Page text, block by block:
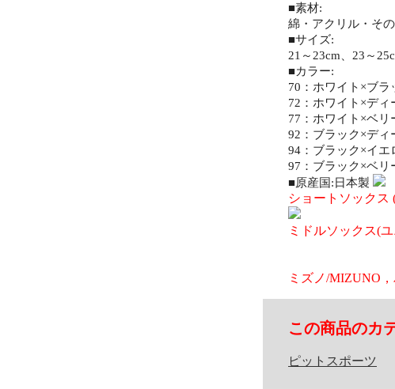
■素材:
綿・アクリル・そ
■サイズ:
21～23cm、23～
■カラー:
70：ホワイト×ブラ
72：ホワイト×ディ
77：ホワイト×ベリ
92：ブラック×ディ
94：ブラック×イエ
97：ブラック×ベリ
■原産国:日本製
ショートソックス
ミドルソックス(
ミズノ/MIZUNO
この商品のカ
ピットスポーツ